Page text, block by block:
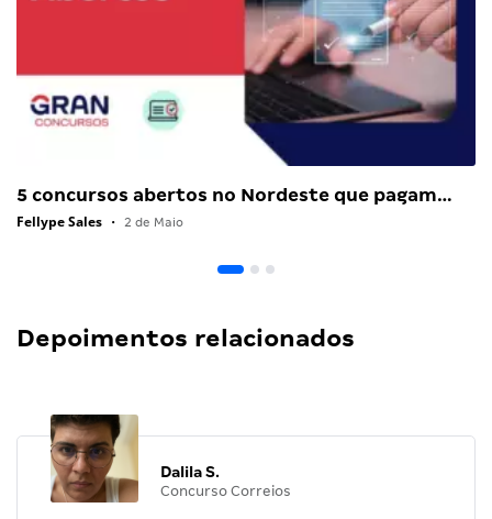
5 concursos abertos no Nordeste que pagam…
Fellype Sales • 2 de Maio
Depoimentos relacionados
Dalila S.
Concurso Correios